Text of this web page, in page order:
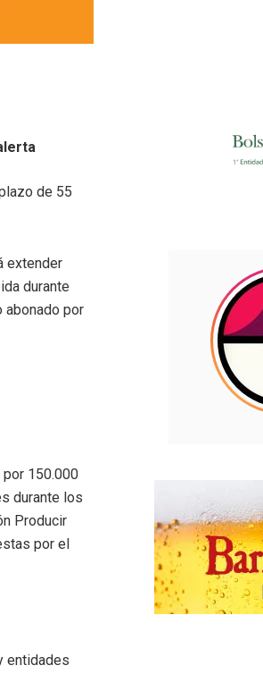
de 55
extender
durante
abonado por
150.000
durante los
Producir
por el
entidades